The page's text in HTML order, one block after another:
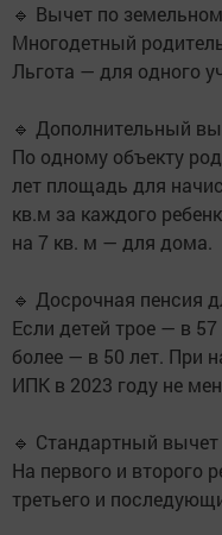
🔹 Вычет по
Многодетный
Льгота — для одного
🔹 Дополнительный
По одному объекту
лет площадь для
кв.м за каждого
на 7 кв. м — для дома.
🔹 Досрочная пенсия
Если детей трое — в
более — в 50 лет. При
ИПК в 2023 году не
🔹 Стандартный вычет
На первого и второго
третьего и